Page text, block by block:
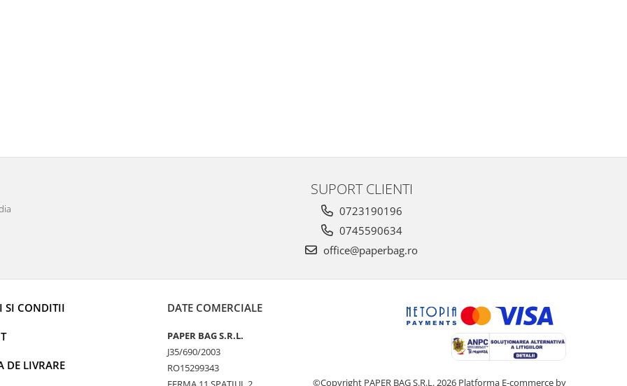
SUPORT CLIENTI
0723190196
0745590634
office@paperbag.ro
SI CONDITII
DE LIVRARE
DATE COMERCIALE
PAPER BAG S.R.L.
J35/690/2003
RO15299343
©Copyright PAPER BAG S.R.L. 2026 Platforma E-commerce by